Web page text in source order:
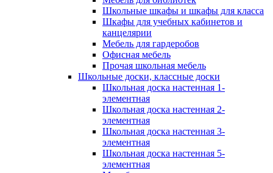
Школьные шкафы и шкафы для класса
Шкафы для учебных кабинетов и
канцелярии
Мебель для гардеробов
Офисная мебель
Прочая школьная мебель
Школьные доски, классные доски
Школьная доска настенная 1-
элементная
Школьная доска настенная 2-
элементная
Школьная доска настенная 3-
элементная
Школьная доска настенная 5-
элементная